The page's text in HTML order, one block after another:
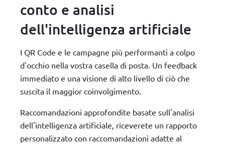
conto e analisi
dell'intelligenza artificiale
I QR Code e le campagne più performanti a colpo
d'occhio nella vostra casella di posta. Un feedback
immediato e una visione di alto livello di ciò che
suscita il maggior coinvolgimento.
Raccomandazioni approfondite basate sull'analisi
dell'intelligenza artificiale, riceverete un rapporto
personalizzato con raccomandazioni adatte al